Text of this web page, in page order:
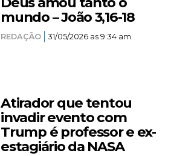
mundo – João 3,16-18
REDAÇÃO 31/05/2026 as 9:34 am
Atirador que tentou
invadir evento com
Trump é professor e ex-
estagiário da NASA